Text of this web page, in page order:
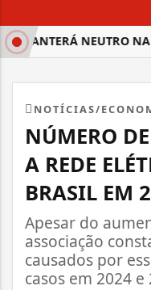
NEUTRO NA
NOTÍCIAS/
NÚMERO
A REDE
BRASIL EM
Apesar do
associação
causados por
casos em 2024